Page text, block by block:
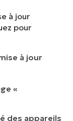
à jour
pour
à jour
«
des appareils